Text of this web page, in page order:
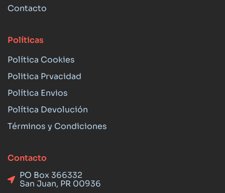
Contacto
Políticas
Política Cookies
Politica Prvacidad
Política Envios
Política Devolución
Términos y Condiciones
Contacto
PO Box 366332
San Juan, PR 00936